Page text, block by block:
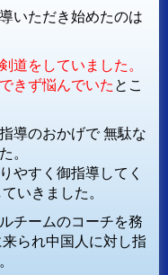
いただき始めたのは
道をしていました。
きず悩んでいた とこ
導のおかげで無駄な
。
やすく御指導してく
いきました。
チームのコーチを務
られ中国人に対し指